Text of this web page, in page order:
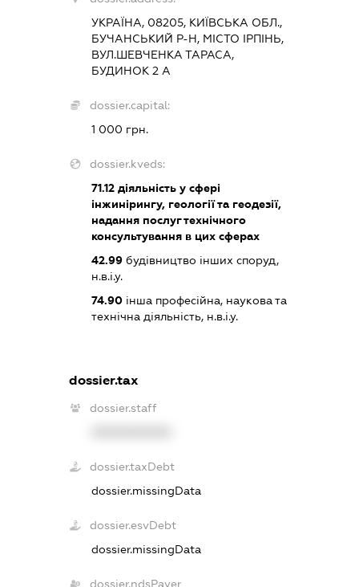
УКРАЇНА, 08205, КИЇВСЬКА ОБЛ.,
БУЧАНСЬКИЙ Р-Н, МІСТО ІРПІНЬ,
ВУЛ.ШЕВЧЕНКА ТАРАСА,
БУДИНОК 2 А
dossier.capital:
1 000 грн.
dossier.kveds:
71.12 діяльність у сфері
інжинірингу, геології та геодезії,
надання послуг технічного
консультування в цих сферах
42.99 будівництво інших споруд,
н.в.і.у.
74.90 інша професійна, наукова та
технічна діяльність, н.в.і.у.
dossier.tax
dossier.staff
dossier.taxDebt
dossier.missingData
dossier.esvDebt
dossier.missingData
dossier.ndsPayer